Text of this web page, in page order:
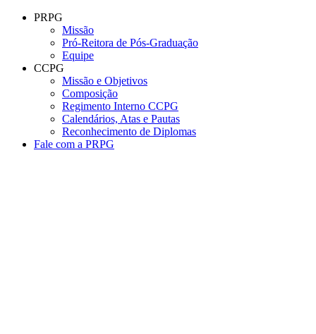
Conteúdo principal
PRPG
Missão
Pró-Reitora de Pós-Graduação
Equipe
CCPG
Missão e Objetivos
Composição
Regimento Interno CCPG
Calendários, Atas e Pautas
Reconhecimento de Diplomas
Fale com a PRPG